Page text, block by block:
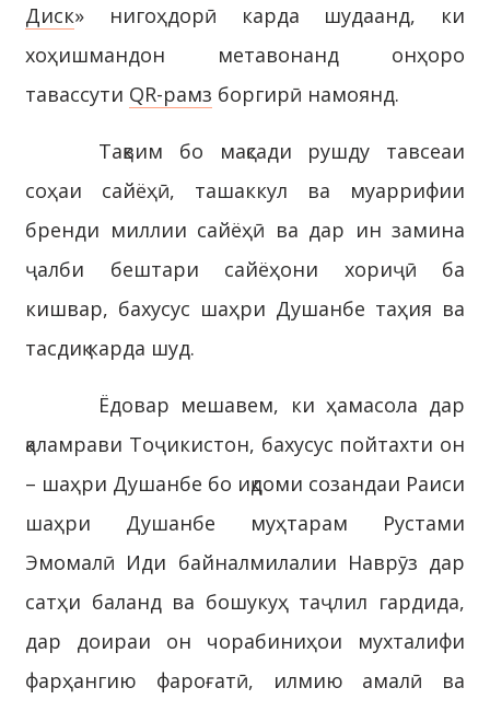
Диск» нигоҳдорӣ карда шудаанд, ки
хоҳишмандон метавонанд онҳоро
тавассути QR-рамз боргирӣ намоянд.
Тақвим бо мақсади рушду тавсеаи
соҳаи сайёҳӣ, ташаккул ва муаррифии
бренди миллии сайёҳӣ ва дар ин замина
ҷалби бештари сайёҳони хориҷӣ ба
кишвар, бахусус шаҳри Душанбе таҳия ва
тасдиқ карда шуд.
Ёдовар мешавем, ки ҳамасола дар
қаламрави Тоҷикистон, бахусус пойтахти он
– шаҳри Душанбе бо иқдоми созандаи Раиси
шаҳри Душанбе муҳтарам Рустами
Эмомалӣ Иди байналмилалии Наврӯз дар
сатҳи баланд ва бошукуҳ таҷлил гардида,
дар доираи он чорабиниҳои мухталифи
фарҳангию фароғатӣ, илмию амалӣ ва